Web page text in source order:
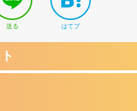
送る はてブ